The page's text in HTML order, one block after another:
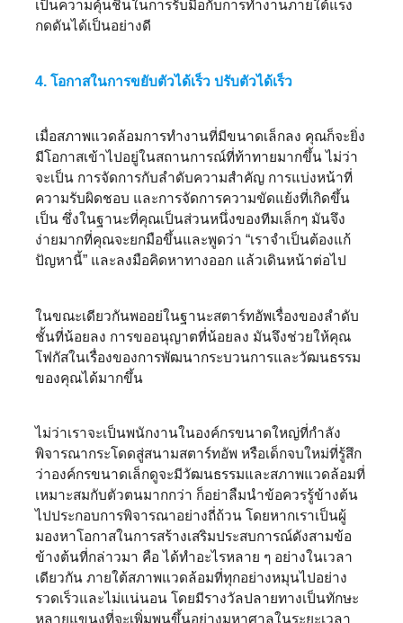
เป็นความคุ้นชินในการรับมือกับการทำงานภายใต้แรง
กดดันได้เป็นอย่างดี
4. โอกาสในการขยับตัวได้เร็ว ปรับตัวได้เร็ว
เมื่อสภาพแวดล้อมการทำงานที่มีขนาดเล็กลง คุณก็จะยิ่ง
มีโอกาสเข้าไปอยู่ในสถานการณ์ที่ท้าทายมากขึ้น ไม่ว่า
จะเป็น การจัดการกับลำดับความสำคัญ การแบ่งหน้าที่
ความรับผิดชอบ และการจัดการความขัดแย้งที่เกิดขึ้น
เป็น ซึ่งในฐานะที่คุณเป็นส่วนหนึ่งของทีมเล็กๆ มันจึง
ง่ายมากที่คุณจะยกมือขึ้นและพูดว่า “เราจำเป็นต้องแก้
ปัญหานี้” และลงมือคิดหาทางออก แล้วเดินหน้าต่อไป
ในขณะเดียวกันพออย่ในฐานะสตาร์ทอัพเรื่องของลำดับ
ชั้นที่น้อยลง การขออนุญาตที่น้อยลง มันจึงช่วยให้คุณ
โฟกัสในเรื่องของการพัฒนากระบวนการและวัฒนธรรม
ของคุณได้มากขึ้น
ไม่ว่าเราจะเป็นพนักงานในองค์กรขนาดใหญ่ที่กำลัง
พิจารณากระโดดสู่สนามสตาร์ทอัพ หรือเด็กจบใหม่ที่รู้สึก
ว่าองค์กรขนาดเล็กดูจะมีวัฒนธรรมและสภาพแวดล้อมที่
เหมาะสมกับตัวตนมากกว่า ก็อย่าลืมนำข้อควรรู้ข้างต้น
ไปประกอบการพิจารณาอย่างถี่ถ้วน โดยหากเราเป็นผู้
มองหาโอกาสในการสร้างเสริมประสบการณ์ดังสามข้อ
ข้างต้นที่กล่าวมา คือ ได้ทำอะไรหลาย ๆ อย่างในเวลา
เดียวกัน ภายใต้สภาพแวดล้อมที่ทุกอย่างหมุนไปอย่าง
รวดเร็วและไม่แน่นอน โดยมีรางวัลปลายทางเป็นทักษะ
หลายแขนงที่จะเพิ่มพูนขึ้นอย่างมหาศาลในระยะเวลา